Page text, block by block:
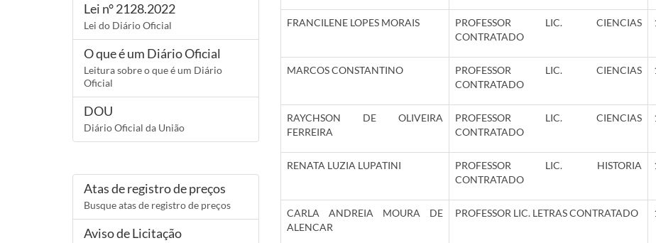
Lei n° 2128.2022
Lei do Diário Oficial
O que é um Diário Oficial
Leitura sobre o que é um Diário
Oficial
DOU
Diário Oficial da União
Atas de registro de preços
Busque atas de registro de preços
Aviso de Licitação
FRANCILENE LOPES MORAIS
PROFESSOR LIC. CIENCIAS
CONTRATADO
MARCOS CONSTANTINO
PROFESSOR LIC. CIENCIAS
CONTRATADO
RAYCHSON DE OLIVEIRA
FERREIRA
PROFESSOR LIC. CIENCIAS
CONTRATADO
RENATA LUZIA LUPATINI
PROFESSOR LIC. HISTORIA
CONTRATADO
CARLA ANDREIA MOURA DE
ALENCAR
PROFESSOR LIC. LETRAS CONTRATADO